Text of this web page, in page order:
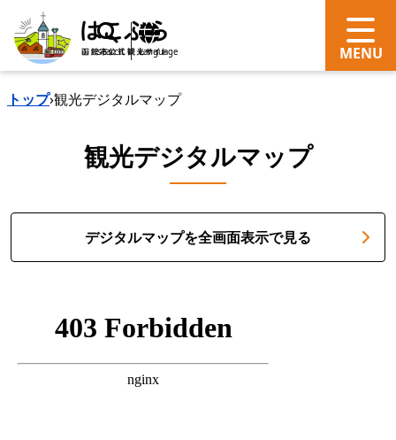
search Language
トップ›観光デジタルマップ
観光デジタルマップ
デジタルマップを全画面表示で見る